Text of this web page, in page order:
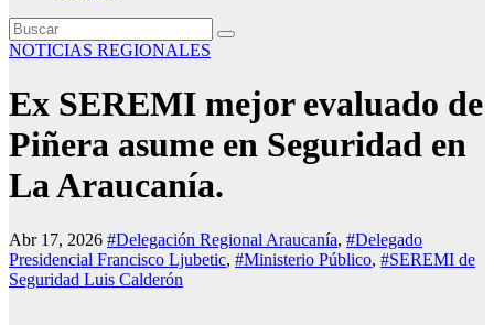
NOTICIAS REGIONALES
Ex SEREMI mejor evaluado de
Piñera asume en Seguridad en
La Araucanía.
Abr 17, 2026 #Delegación Regional Araucanía, #Delegado
Presidencial Francisco Ljubetic, #Ministerio Público, #SEREMI de
Seguridad Luis Calderón